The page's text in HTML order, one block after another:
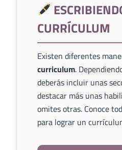
CURRÍCULUM
Existen diferentes
curriculum.
deberás incluir unas
destacar más unas
omites otras. Conoce
para lograr un